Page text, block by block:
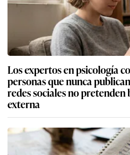
Los expertos en psicología
personas que nunca
redes sociales no
externa